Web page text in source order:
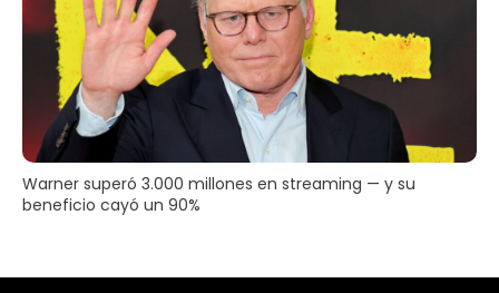
Warner superó 3.000 millones en streaming — y su
beneficio cayó un 90%